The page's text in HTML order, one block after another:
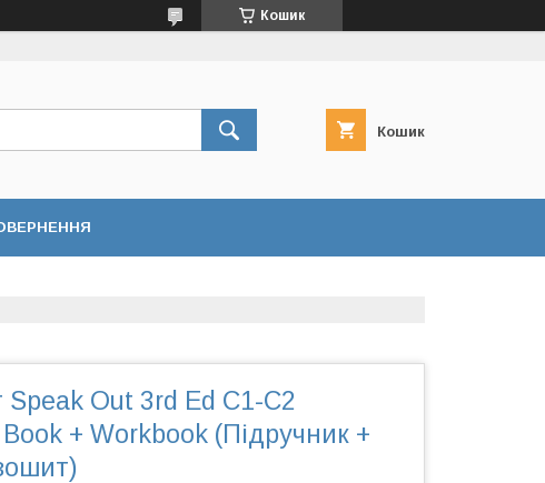
Кошик
Кошик
Speak Out 3rd Ed C1-C2
+ Workbook (Підручник +